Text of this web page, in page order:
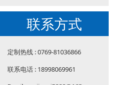
联系方式
定制热线 : 0769-81036866
联系电话 : 18998069961